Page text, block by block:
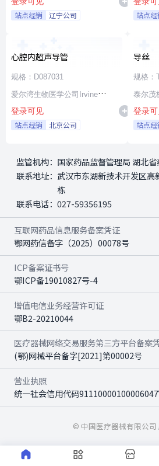
站点经销 辽宁公司 站点经
心腔内超声导管
规格：D087031
爱尔湾生物医学公司Irvine
Biomedical,Inc. a St. Jude
Medical Company
登录可见
站点经销 北京公司
导丝
规格：
泰尔茂
登录
站点经
监管机构： 国家药品监督管理局 湖北
联系地址： 武汉市东湖新技术开发区
栋
联系电话： 027-59356195
互联网药品信息服务备案凭证
鄂网药信备字（2025）00078号
ICP备案证书号
鄂ICP备19010827号-4
增值电信业务经营许可证
鄂B2-20210044
医疗器械网络交易服务第三方平台备案
(鄂)网械平台备字[2021]第00002号
营业执照
统一社会信用代码
© 中国医疗器械有限公司